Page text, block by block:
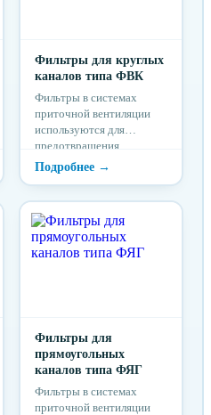
Фильтры для круглых
каналов типа ФВК
Фильтры в системах
приточной вентиляции
используются для
предотвращения
попадания загрязнений из
приточного воздуха в
загрязнения.
Фильтры для
прямоугольных
каналов типа ФЯГ
Фильтры в системах
приточной вентиляции